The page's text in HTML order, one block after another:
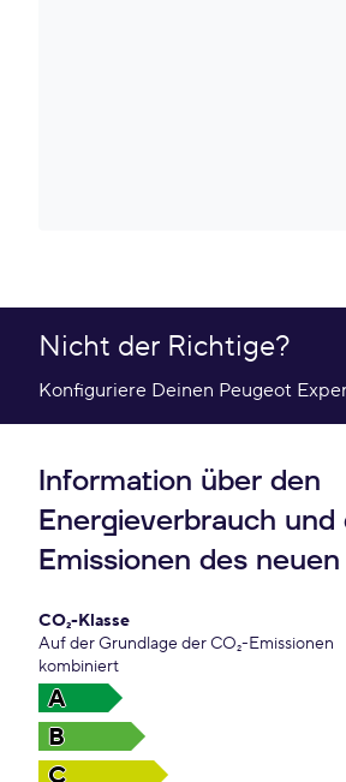
Nicht der Richtige?
Konfiguriere Deinen Peugeot
Information über den
Energieverbrauch und
Emissionen des
CO₂-Klasse
Auf der Grundlage der CO₂-Emissionen
kombiniert
A
B